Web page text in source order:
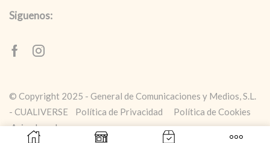
Siguenos:
FacebookInstagram
© Copyright 2025 - General de Comunicaciones y Medios, S.L.
- CUALIVERSE
Política de Privacidad
Política de Cookies
Aviso Legal